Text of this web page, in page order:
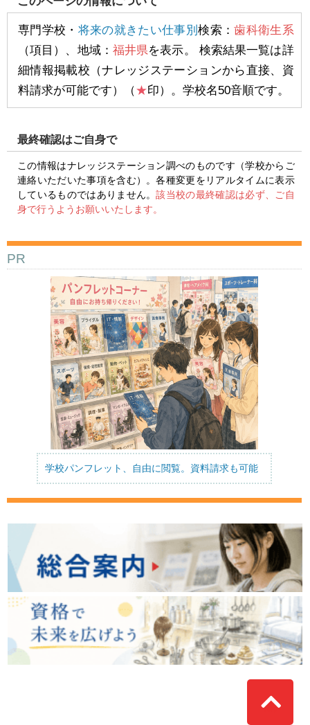
専門学校・ 将来の就きたい仕事別検索：歯科衛生系
（項目）、地域： 福井県を表示。 検索結果一覧は詳
細情報掲載校（ナレッジステーションから直接、資
料請求が可能です）（★印）。学校名50音順です。
最終確認はご自身で
この情報はナレッジステーション調べのものです（学校からご
連絡いただいた事項を含む）。各種変更をリアルタイムに表示
しているものではありません。該当校の最終確認は必ず、ご自
身で行うようお願いいたします。
PR
学校パンフレット、自由に閲覧。資料請求も可能
Top